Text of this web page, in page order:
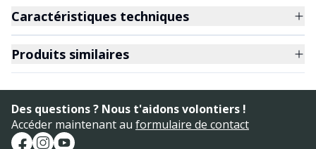
Caractéristiques techniques
Produits similaires
Des questions ? Nous t'aidons volontiers !
Accéder maintenant au formulaire de contact